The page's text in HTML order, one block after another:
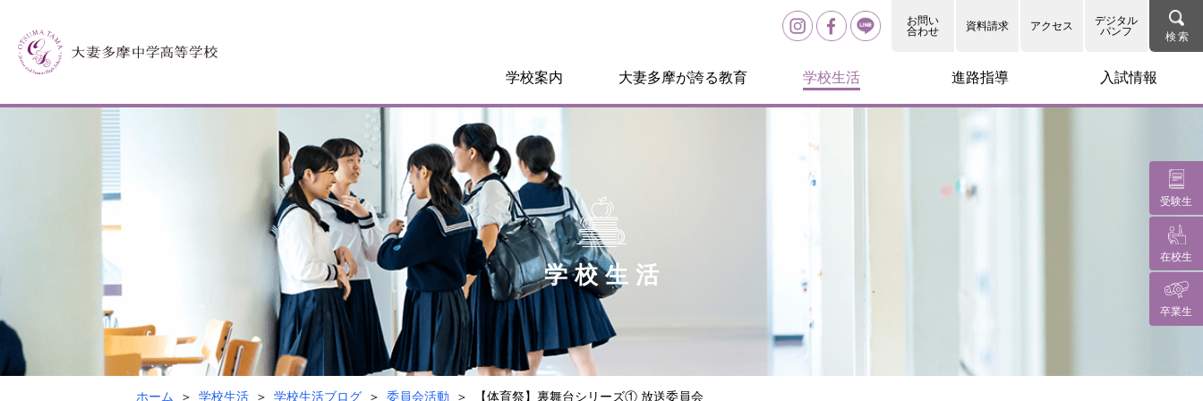
お問い
合わせ
資料請求 アクセス
デジタル
パンフ
学校案内 大妻多摩が誇る教育 学校生活 進路指導 入試情報
受験生
在校生
卒業生
学校生活
ホーム 学校生活 学校生活ブログ 委員会活動 【体育祭】裏舞台シリーズ① 放送委員会